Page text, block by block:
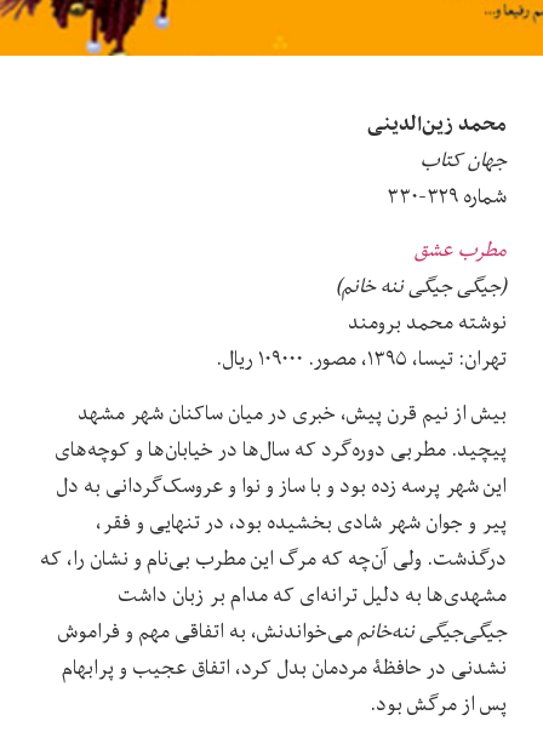
محمد زین‌الدینی
جهان کتاب
شماره ۳۲۹-۳۳۰
مطرب عشق
(جیگیجیگی ننه خانم)
نوشته محمد برومند
تهران: تیسا، ۱۳۹۵، مصور. ۱۰۹۰۰۰ ریال.
بیش از نیم قرن پیش، خبری در میان ساکنان شهر مشهد
پیچید. مطربی دوره‌گرد که سال‌ها در خیابان‌ها و کوچه‌های
این شهر پرسه زده بود و با ساز و نوا و عروسک‌گردانی به دل
پیر و جوان شهر شادی بخشیده ‌بود، در تنهایی و فقر،
درگذشت. ولی آن‌چه که مرگ این مطرب بی‌نام و نشان را، که
مشهدی‌ها به دلیل ترانه‌ای که مدام بر زبان داشت
جیگی‌جیگی ننه‌خانممی‌خواندنش، به اتفاقی مهم و فراموش
نشدنی در حافظۀ مردمان بدل کرد، اتفاق عجیب و پرابهام
پس از مرگش بود.